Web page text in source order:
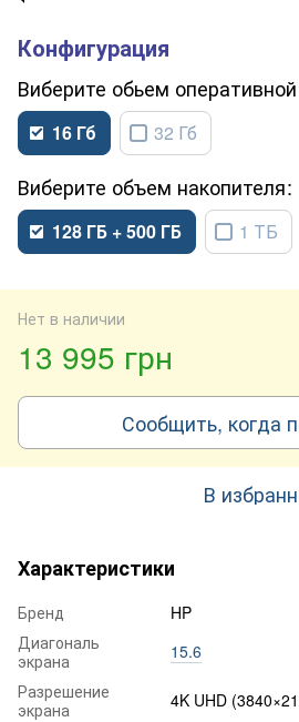
обьем
16 Гб 32 Гб
объем накопителя
128 ГБ + 500 ГБ 1 ТБ
Нет в наличии
13 995 грн
Сообщить, когда
В
Характеристики
Бренд
HP
Диагональ
экрана
15.6
Разрешение
экрана
4K UHD